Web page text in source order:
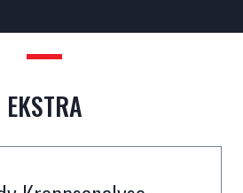
EKSTRA